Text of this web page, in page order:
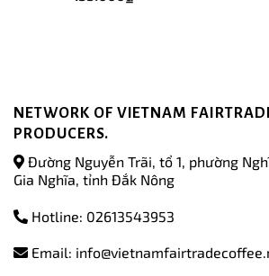
NETWORK OF VIETNAM
PRODUCERS.
Đường Nguyễn Trãi, tổ 1, phường
Gia Nghĩa, tỉnh Đắk Nông
Hotline: 02613543953
Email: